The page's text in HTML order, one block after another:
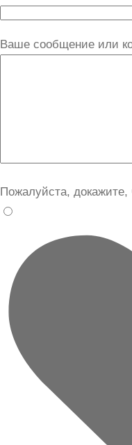
Ваше сообщение или
Пожалуйста,